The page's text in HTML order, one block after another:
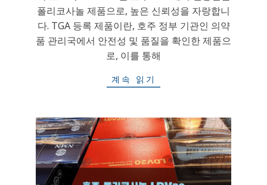
폴리코사놀 제품으로, 높은 신뢰성을 자랑합니
다. TGA 등록 제품이란, 호주 정부 기관인 의약
품 관리국에서 안전성 및 품질을 확인한 제품으
로, 이를 통해
계속 읽기